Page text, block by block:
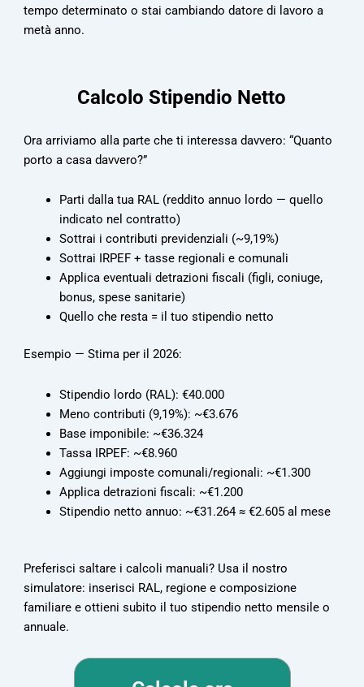
tempo determinato o stai cambiando datore di lavoro a
metà anno.
Calcolo Stipendio Netto
Ora arriviamo alla parte che ti interessa davvero: “Quanto
porto a casa davvero?”
Parti dalla tua RAL (reddito annuo lordo — quello
indicato nel contratto)
Sottrai i contributi previdenziali (~9,19%)
Sottrai IRPEF + tasse regionali e comunali
Applica eventuali detrazioni fiscali (figli, coniuge,
bonus, spese sanitarie)
Quello che resta = il tuo stipendio netto
Esempio — Stima per il 2026:
Stipendio lordo (RAL): €40.000
Meno contributi (9,19%): ~€3.676
Base imponibile: ~€36.324
Tassa IRPEF: ~€8.960
Aggiungi imposte comunali/regionali: ~€1.300
Applica detrazioni fiscali: ~€1.200
Stipendio netto annuo: ~€31.264 ≈ €2.605 al mese
Preferisci saltare i calcoli manuali? Usa il nostro
simulatore: inserisci RAL, regione e composizione
familiare e ottieni subito il tuo stipendio netto mensile o
annuale.